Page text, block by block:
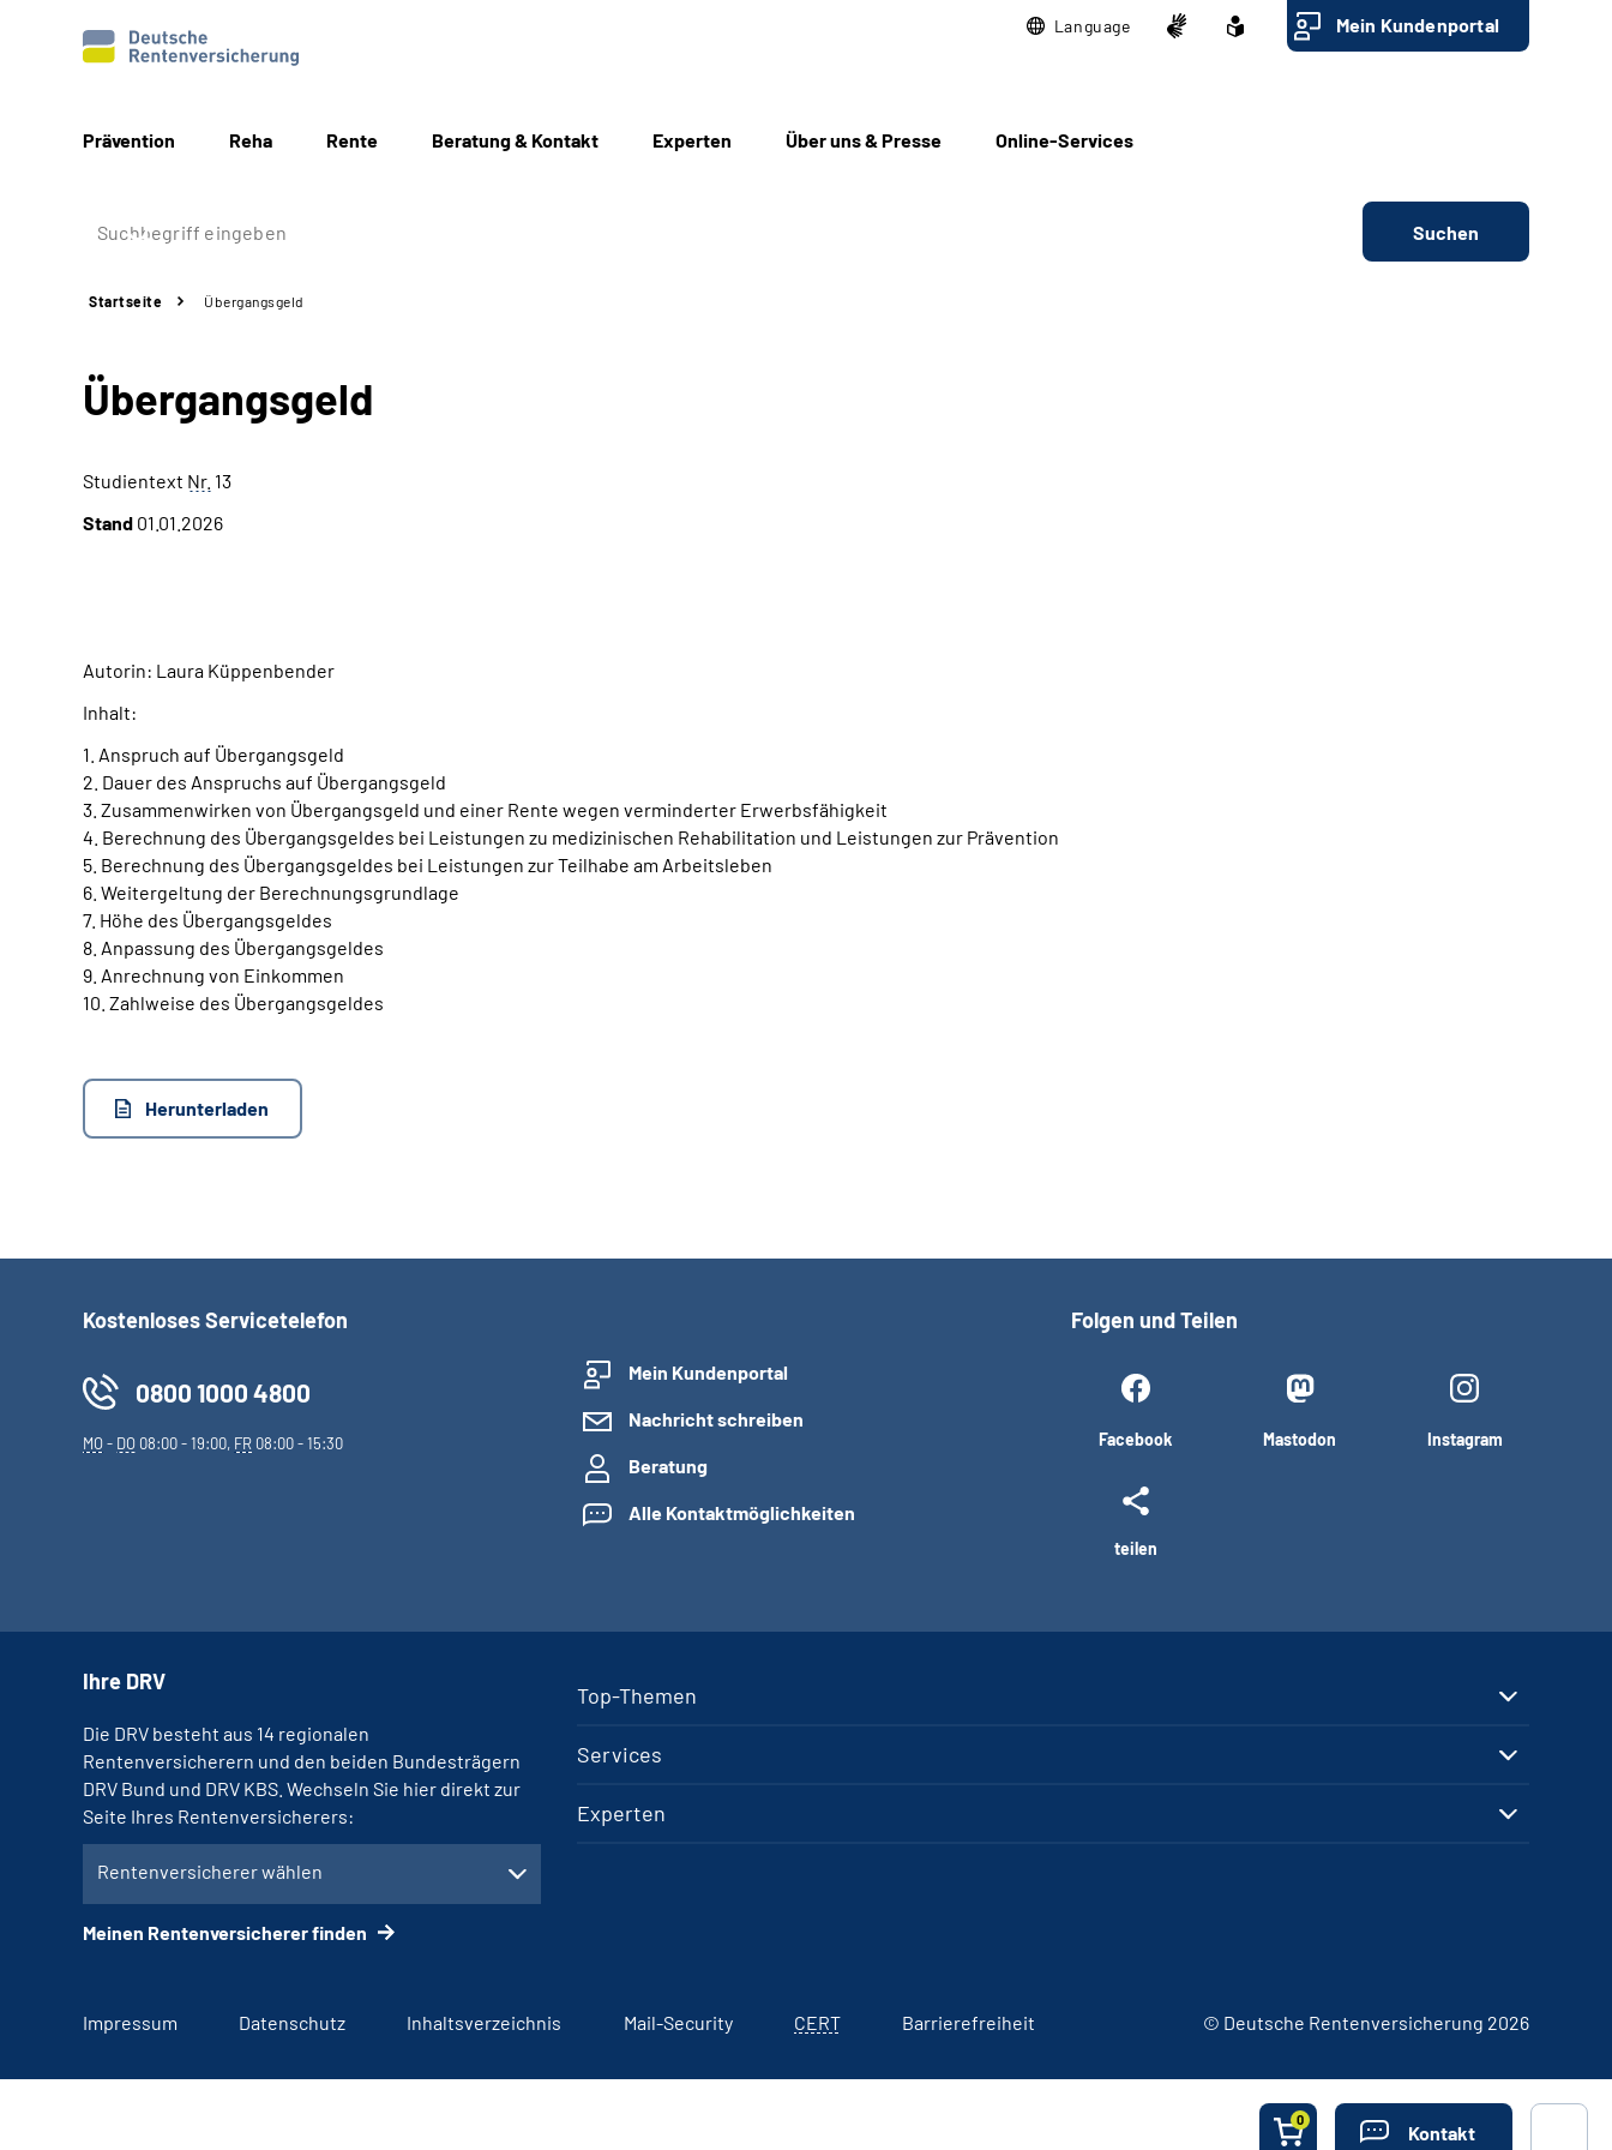
Language Mein Kundenportal
Prävention Reha Rente Beratung & Kontakt Experten Über uns & Presse Online-Services
Suchen
Startseite Übergangsgeld
Übergangsgeld
Studientext Nr. 13
Stand 01.01.2026
Autorin: Laura Küppenbender
Inhalt:
1. Anspruch auf Übergangsgeld
2. Dauer des Anspruchs auf Übergangsgeld
3. Zusammenwirken von Übergangsgeld und einer Rente wegen verminderter Erwerbsfähigkeit
4. Berechnung des Übergangsgeldes bei Leistungen zu medizinischen Rehabilitation und Leistungen zur Prävention
5. Berechnung des Übergangsgeldes bei Leistungen zur Teilhabe am Arbeitsleben
6. Weitergeltung der Berechnungsgrundlage
7. Höhe des Übergangsgeldes
8. Anpassung des Übergangsgeldes
9. Anrechnung von Einkommen
10. Zahlweise des Übergangsgeldes
Herunterladen
0
Kontakt
Kostenloses Servicetelefon
0800 1000 4800
MO- DO 08:00 - 19:00, FR 08:00 - 15:30
Mein Kundenportal
Nachricht schreiben
Beratung
Alle Kontaktmöglichkeiten
Folgen und Teilen
Facebook Mastodon Instagram
teilen
Top-Themen
Services
Experten
Ihre DRV
Die DRV besteht aus 14 regionalen
Rentenversicherern und den beiden Bundesträgern
DRV Bund und DRV KBS. Wechseln Sie hier direkt zur
Seite Ihres Rentenversicherers:
Rentenversicherer wählen
Meinen Rentenversicherer finden
Impressum Datenschutz Inhaltsverzeichnis Mail-Security CERT Barrierefreiheit © Deutsche Rentenversicherung 2026